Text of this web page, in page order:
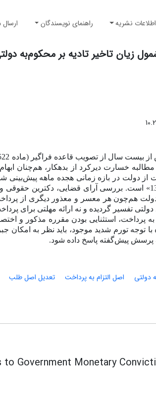
اطلاعات نشریه راهنمای نویسندگان ارسال
زیان تاخیر تادیه بر محکوم‌به
مطالبه خسارت دیرکرد از بدهکار، هم‌چنان
از دولت در بازه‌ زمانی هجده ماهه‌
اموال دولتی مصوب 1365» است. بررسی آرای
هم‌چون هر معسر و معذور دیگری از
دولتی تفسیر گردیده و نه ارائه مهلتی برای
به پرداخت، استثنایی بودن مقرره مذکور و
با توجه تورم شدید موجود، باید نظر به
پرسش پیش‌گفته پاسخ داده شود.
دولتی اصل التزام به پرداخت تعدیل اصل طلب
Government Monetary